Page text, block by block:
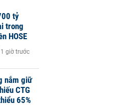
tỷ
trong
HOSE
1 giờ trước
nắm giữ
CTG
65%